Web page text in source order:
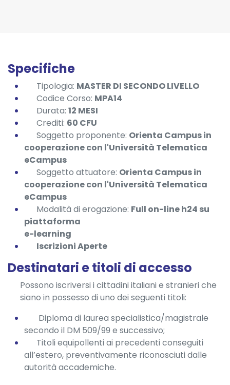
Specifiche
Tipologia: MASTER DI SECONDO LIVELLO
Codice Corso: MPA14
Durata: 12 MESI
Crediti: 60 CFU
Soggetto proponente: Orienta Campus in
cooperazione con l'Università Telematica
eCampus
Soggetto attuatore: Orienta Campus in
cooperazione con l'Università Telematica
eCampus
Modalità di erogazione: Full on-line h24 su
piattaforma
e-learning
Iscrizioni Aperte
Destinatari e titoli di accesso
Possono iscriversi i cittadini italiani e stranieri che
siano in possesso di uno dei seguenti titoli:
Diploma di laurea specialistica/magistrale
secondo il DM 509/99 e successivo;
Titoli equipollenti ai precedenti conseguiti
all’estero, preventivamente riconosciuti dalle
autorità accademiche.